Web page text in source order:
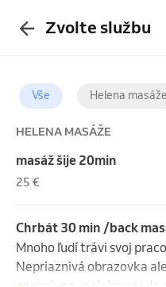
Zvolte službu
Vše Helena masáže
HELENA MASÁŽE
masáž šije 20min
25 €
Chrbát 30 min /back
Mnoho ľudí trávi svoj
Nepriaznivá obrazovka